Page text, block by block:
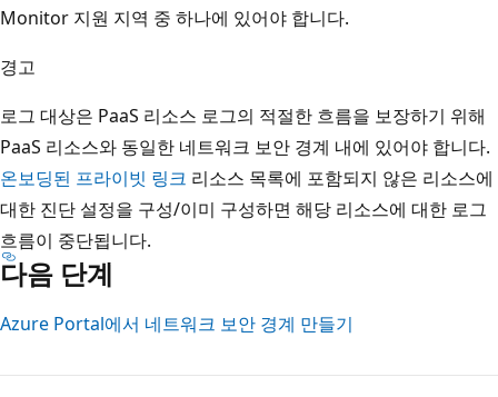
Monitor 지원 지역 중 하나에 있어야 합니다.
경고
로그 대상은 PaaS 리소스 로그의 적절한 흐름을 보장하기 위해
PaaS 리소스와 동일한 네트워크 보안 경계 내에 있어야 합니다.
온보딩된 프라이빗 링크 리소스 목록에 포함되지 않은 리소스에
대한 진단 설정을 구성/이미 구성하면 해당 리소스에 대한 로그
흐름이 중단됩니다.
다음 단계
Azure Portal에서 네트워크 보안 경계 만들기